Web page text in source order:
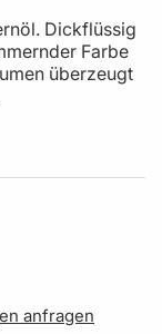
Dickflüssig
Farbe
überzeugt
anfragen